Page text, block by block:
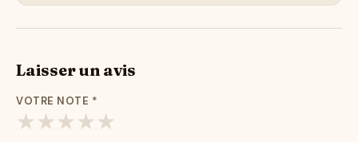
Laisser un avis
VOTRE NOTE *
★★★★★